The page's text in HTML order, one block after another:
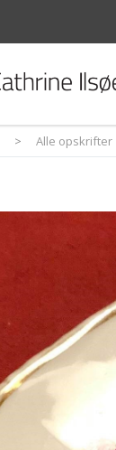
> Alle opskrifter